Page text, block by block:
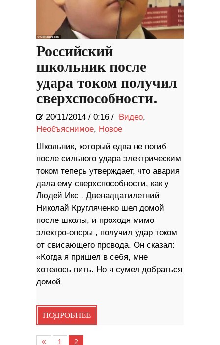
Российский
школьник после
удара током получил
сверхспособности.
20/11/2014 / 0:16 / Видео,
Необъяснимое, Новое
Школьник, который едва не погиб
после сильного удара электрическим
током теперь утверждает, что авария
дала ему сверхспособности, как у
Людей Икс . Двенадцатилетний
Николай Кругляченко шел домой
после школы, и проходя мимо
электро-опоры , получил удар током
от свисающего провода. Он сказал:
«Когда я пришел в себя, мне
хотелось пить. Но я сумел добраться
домой
ПОДРОБНЕЕ
1 2